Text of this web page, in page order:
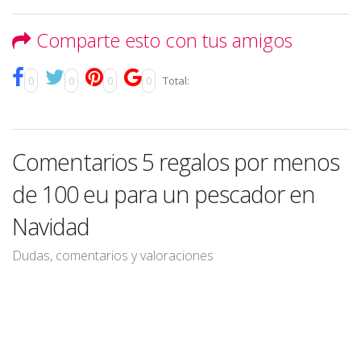
Comparte esto con tus amigos
0 0 0 0 Total:
Comentarios 5 regalos por menos
de 100 eu para un pescador en
Navidad
Dudas, comentarios y valoraciones